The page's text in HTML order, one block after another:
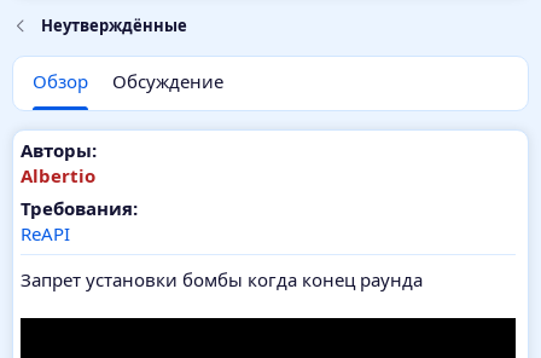
р
с
д
а
н
Неутверждённые
Обзор Обсуждение
Авторы:
Albertio
Требования:
ReAPI
Запрет установки бомбы когда конец раунда